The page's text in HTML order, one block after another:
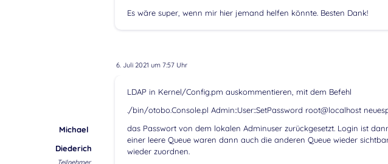
Es wäre super, wenn mir hier jemand helfen könnte. Besten Dank!
6. Juli 2021 um 7:57 Uhr
Michael
Diederich
Teilnehmer
LDAP in Kernel/Config.pm auskommentieren, mit dem Befehl
./bin/otobo.Console.pl Admin::User::SetPassword root@localhost
das Passwort von dem lokalen Adminuser zurückgesetzt. Login ist
einer leere Queue waren dann auch die anderen Queue wieder
wieder zuordnen.